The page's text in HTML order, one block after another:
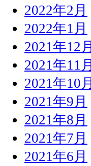
2022年2月
2022年1月
2021年12月
2021年11月
2021年10月
2021年9月
2021年8月
2021年7月
2021年6月